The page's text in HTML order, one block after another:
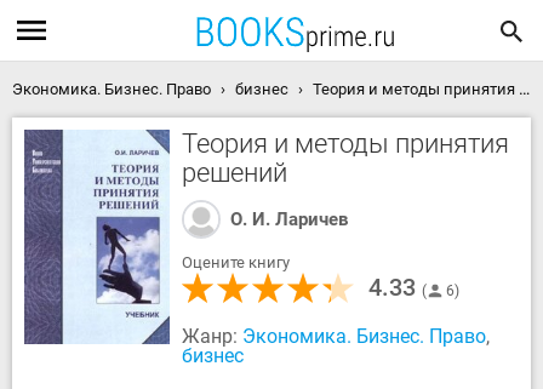
Экономика. Бизнес. Право бизнес Теория и методы принятия решений скачать книгу
Теория и методы принятия
решений
О. И. Ларичев
Оцените книгу
4.33 6
Жанр: Экономика. Бизнес. Право,
бизнес